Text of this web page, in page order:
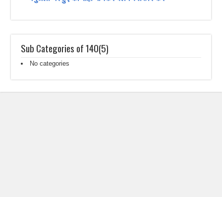
Sub Categories of 140(5)
No categories